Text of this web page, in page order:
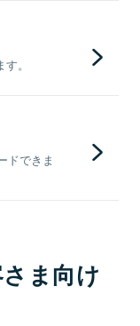
。
ドできま
ま向け